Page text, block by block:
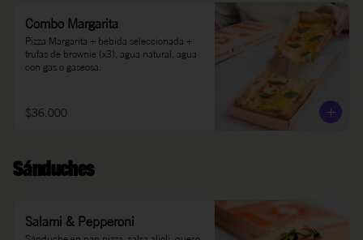
Combo Margarita
Pizza Margarita + bebida seleccionada +
trufas de brownie (x3), agua natural, agua
con gas o gaseosa.
$36.000
Sánduches
Salami & Pepperoni